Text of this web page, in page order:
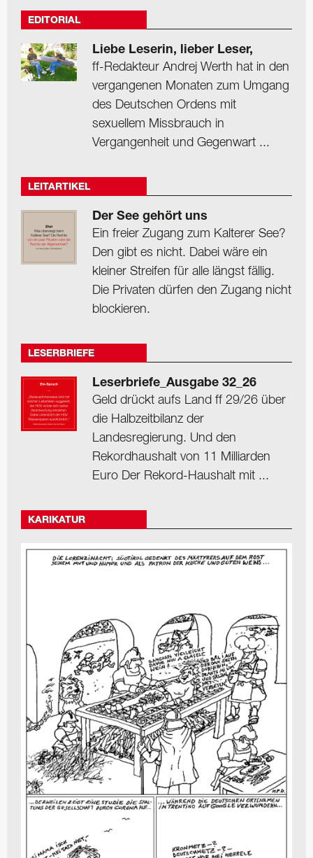
EDITORIAL
Liebe Leserin, lieber Leser,
ff-Redakteur Andrej Werth hat in den
vergangenen Monaten zum Umgang
des Deutschen Ordens mit
sexuellem Missbrauch in
Vergangenheit und Gegenwart ...
LEITARTIKEL
Der See gehört uns
Ein freier Zugang zum Kalterer See?
Den gibt es nicht. Dabei wäre ein
kleiner Streifen für alle längst fällig.
Die Privaten dürfen den Zugang nicht
blockieren.
LESERBRIEFE
Leserbriefe_Ausgabe 32_26
Geld drückt aufs Land ff 29/26 über
die Halbzeitbilanz der
Landesregierung. Und den
Rekordhaushalt von 11 Milliarden
Euro Der Rekord-Haushalt mit ...
KARIKATUR